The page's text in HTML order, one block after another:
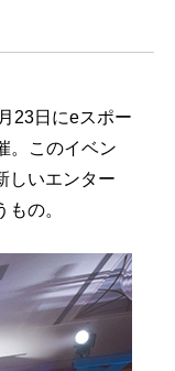
23日にeスポー
。このイベン
しいエンター
の。